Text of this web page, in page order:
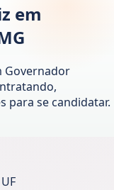
em
Governador
para se candidatar.